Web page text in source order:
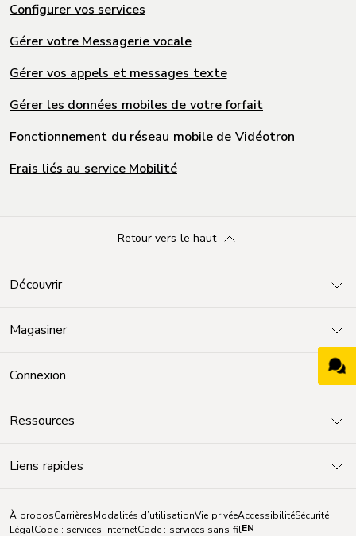
Configurer vos services
Gérer votre Messagerie vocale
Gérer vos appels et messages texte
Gérer les données mobiles de votre forfait
Fonctionnement du réseau mobile de Vidéotron
Frais liés au service Mobilité
Découvrir
Magasiner
Connexion
Ressources
Liens rapides
Retour vers le haut
À proposCarrièresModalités d’utilisationVie privéeAccessibilitéSécurité
LégalCode : services InternetCode : services sans filEN